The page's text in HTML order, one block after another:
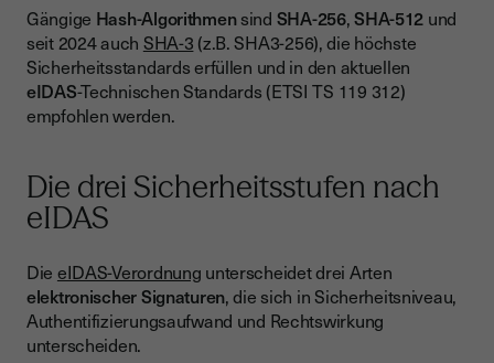
Gängige Hash-Algorithmensind SHA-256,SHA-512 und
seit 2024 auch SHA-3 (z.B. SHA3-256), die höchste
Sicherheitsstandards erfüllen und in den aktuellen
eIDAS-Technischen Standards (ETSI TS 119 312)
empfohlen werden.
Die drei Sicherheitsstufen nach
eIDAS
Die eIDAS-Verordnung unterscheidet drei Arten
elektronischer Signaturen, die sich in Sicherheitsniveau,
Authentifizierungsaufwand und Rechtswirkung
unterscheiden.